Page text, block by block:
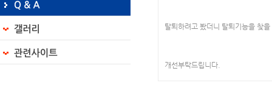
탈퇴하려고 봤더니 탈퇴기능을 찾
개선부탁드립니다.